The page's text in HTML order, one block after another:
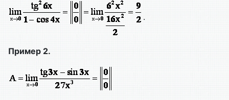
.
Пример 2.